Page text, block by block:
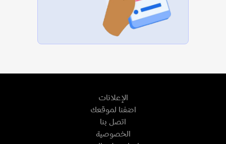
الإعلانات
اضفنا لموقعك
اتصل بنا
الخصوصية